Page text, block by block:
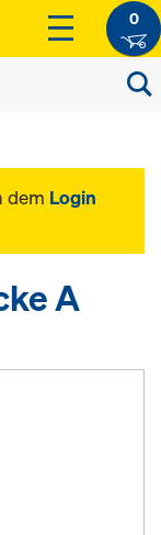
0
dem Login
A